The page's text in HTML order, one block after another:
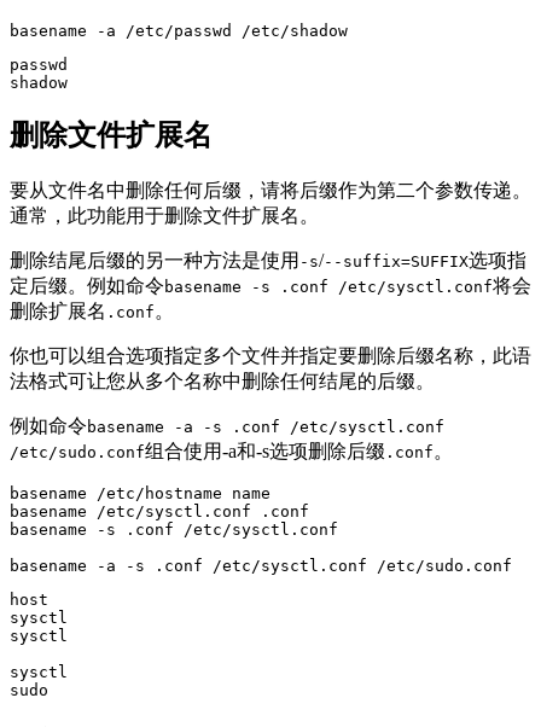
basename -a /etc/passwd /etc/shadow
passwd
删除文件扩展名
要从文件名中删除任何后缀，请将后缀作为第二个参数传递。
通常，此功能用于删除文件扩展名。
删除结尾后缀的另一种方法是使用 -s/--suffix=SUFFIX选项指
定后缀。例如命令 basename -s .conf /etc/sysctl.conf将会
删除扩展名 .conf 。
你也可以组合选项指定多个文件并指定要删除后缀名称，此语
法格式可让您从多个名称中删除任何结尾的后缀。
例如命令 basename -a -s .conf /etc/sysctl.conf
/etc/sudo.conf组合使用-a和-s选项删除后缀 .conf 。
basename /etc/hostname name
basename /etc/sysctl.conf .conf
basename -s .conf /etc/sysctl.conf
basename -a -s .conf /etc/sysctl.conf /etc/sudo.conf
host
sysctl
sysctl
sysctl